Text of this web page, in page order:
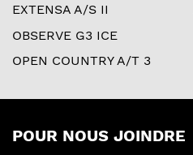
EXTENSA A/S II
OBSERVE G3 ICE
OPEN COUNTRY A/T 3
POUR NOUS JOINDRE